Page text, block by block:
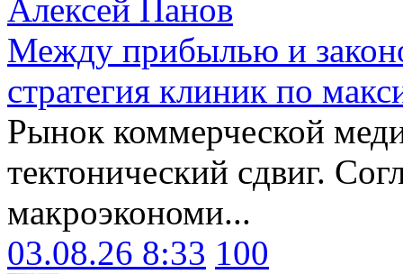
Алексей Панов
Между прибылью и
стратегия клиник по
Рынок коммерческой
тектонический сдвиг.
макроэкономи...
03.08.26 8:33 100